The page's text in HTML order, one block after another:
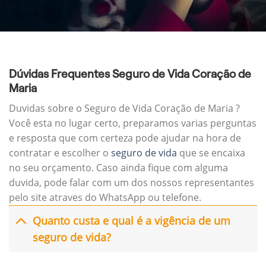
Dúvidas Frequentes Seguro de Vida Coração de
Maria
Duvidas sobre o Seguro de Vida Coração de Maria ?
Você esta no lugar certo, preparamos varias perguntas
e resposta que com certeza pode ajudar na hora de
contratar e escolher o seguro de vida que se encaixa
no seu orçamento. Caso ainda fique com alguma
duvida, pode falar com um dos nossos representantes
pelo site atraves do WhatsApp ou telefone.
Quanto custa e qual é a vigência de um
seguro de vida?